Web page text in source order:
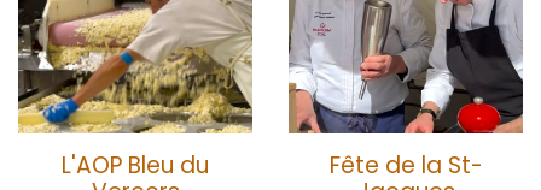
L'AOP Bleu du
Fête de la St-